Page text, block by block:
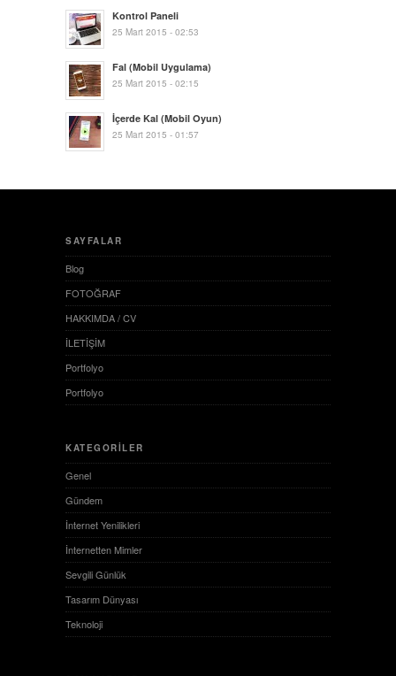
Kontrol Paneli
25 Mart 2015 - 02:53
Fal (Mobil Uygulama)
25 Mart 2015 - 02:15
İçerde Kal (Mobil Oyun)
25 Mart 2015 - 01:57
SAYFALAR
Blog
FOTOĞRAF
HAKKIMDA / CV
İLETİŞİM
Portfolyo
Portfolyo
KATEGORILER
Genel
Gündem
İnternet Yenilikleri
İnternetten Mimler
Sevgili Günlük
Tasarım Dünyası
Teknoloji